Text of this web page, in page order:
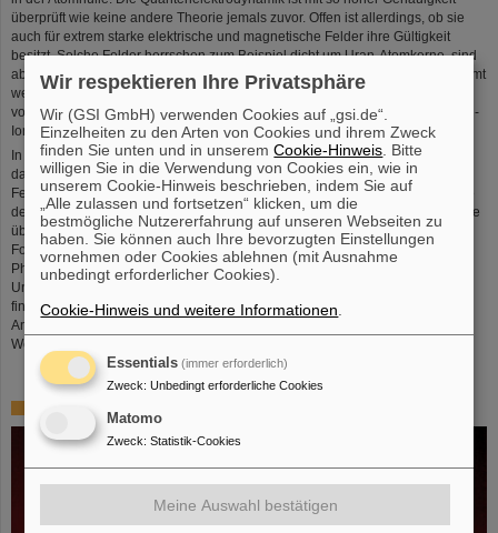
überprüft wie keine andere Theorie jemals zuvor. Offen ist allerdings, ob sie
auch für extrem starke elektrische und magnetische Felder ihre Gültigkeit
besitzt. Solche Felder herrschen zum Beispiel dicht um Uran-Atomkerne, sind
aber zur Untersuchung nicht zugänglich, da sie von der Atomhülle abgeschirmt
werden. An FAIR können Uran-Ionen gezielt bis auf ein oder zwei Elektronen
vollständig ionisiert und somit wasserstoffähnliche oder heliumähnliche Uran-
Ionen erzeugt werden.
In Speicherringen können die Wissenschaftsteams an diesen Ionen erstmals
das Verhalten von Elektronen in ultrastarken elektrischen und magnetischen
Feldern vermessen und somit die Gültigkeit von fundamentalen Theorien wie
der Quantenelektrodynamik, aber auch Einsteins spezieller Relativitätstheorie
überprüfen. Zur Lösung einer der großen Fragen der Physik wollen
Forschende mit FAIR ebenfalls beitragen, zum Wesen der Antimaterie. Die
Physiker*innen wollen Anti-Wasserstoff oder Anti-Helium erzeugen und
Unterschiede zu „herkömmlichem“ Wasserstoff beziehungsweise Helium
finden. Somit wollen sie die fundamentale Symmetrie zwischen Materie und
Antimaterie überprüfen, das heißt, ob unsere Theorien stimmen, dass eine
Welt aus Antimaterie exakt die Spiegelwelt einer Welt aus Materie ist.
Plasmaphysik
Wir respektieren Ihre Privatsphäre
Wir (GSI GmbH) verwenden Cookies auf „gsi.de“.
Einzelheiten zu den Arten von Cookies und ihrem Zweck
finden Sie unten und in unseremCookie-Hinweis . Bitte
willigen Sie in die Verwendung von Cookies ein, wie in
unserem Cookie-Hinweis beschrieben, indem Sie auf
„Alle zulassen und fortsetzen“ klicken, um die
bestmögliche Nutzererfahrung auf unseren Webseiten zu
haben. Sie können auch Ihre bevorzugten Einstellungen
vornehmen oder Cookies ablehnen (mit Ausnahme
unbedingt erforderlicher Cookies).
Cookie-Hinweis und weitere Informationen
Essentials (immer erforderlich)
Zweck: Unbedingt erforderliche Cookies
Matomo
Zweck: Statistik-Cookies
Meine Auswahl bestätigen